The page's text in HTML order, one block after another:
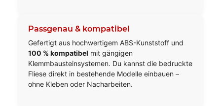
Passgenau & kompatibel
Gefertigt aus hochwertigem ABS-Kunststoff und
100 % kompatibel mit gängigen
Klemmbausteinsystemen. Du kannst die bedruckte
Fliese direkt in bestehende Modelle einbauen –
ohne Kleben oder Nacharbeiten.